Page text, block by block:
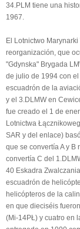
34.PLM tiene una
1967.
El Lotnictwo
reorganización, que
"Gdynska" Brygada
de julio de 1994 con
escuadrón de la
y el 3.DLMW en
fue creado el 1 de
Lotnictwa
SAR y del enlace)
que se convertía A y B
convertía C del
40 Eskadra
escuadrón de
helicópteros de la
en que dieciséis
(Mi-14PŁ) y cuatro en